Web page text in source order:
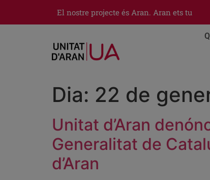
El nostre projecte és Aran. Aran ets tu
Dia: 22 de
Unitat d’Aran
Generalitat de
d’Aran